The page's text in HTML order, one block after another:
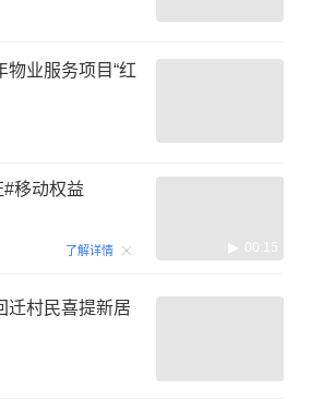
物业服务项目“红
移动权益
了解详情 00:15
迁村民喜提新居